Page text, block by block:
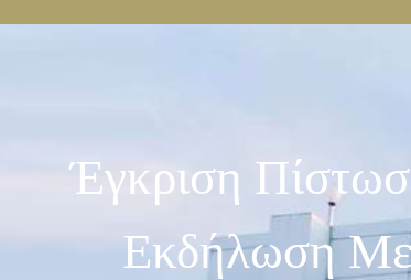
Έγκριση
Εκδήλωση